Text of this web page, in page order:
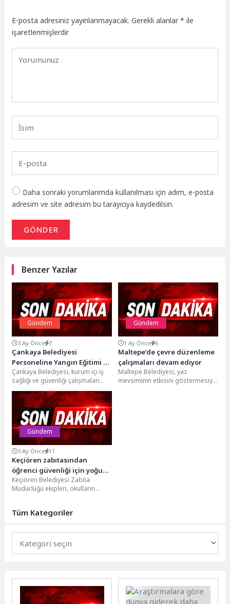
E-posta adresiniz yayınlanmayacak. Gerekli alanlar* ile
işaretlenmişlerdir
Daha sonraki yorumlarımda kullanılması için adım, e-posta
adresim ve site adresim bu tarayıcıya kaydedilsin.
GÖNDER
Benzer Yazılar
Gündem
3 Ay Önce 7
Çankaya Belediyesi
Personeline Yangın Eğitimi ve
Tatbikat
Çankaya Belediyesi, kurum içi iş
sağlığı ve güvenliği çalışmaları
kapsamında 430 personele
yangın eğitimi ve...
Gündem
1 Ay Önce 6
Maltepe’de çevre düzenleme
çalışmaları devam ediyor
Maltepe Belediyesi, yaz
mevsiminin etkisini göstermesiyle
Gündem
3 Ay Önce 11
Keçiören zabıtasından
öğrenci güvenliği için yoğun
mesai
Keçiören Belediyesi Zabıta
Müdürlüğü ekipleri, okulların
devam ediyor....
Tüm Kategoriler